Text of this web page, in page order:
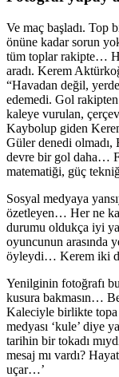
Ve maç başladı. Top
önüne kadar sorun
tüm toplar rakipte…
aradı. Kerem
“Havadan değil,
edemedi. Gol
kaleye vurulan,
Kaybolup giden
Güler denedi
devre bir gol daha…
matematiği, güç
Sosyal medyaya
özetleyen… Her ne
durumu oldukça iyi
oyuncunun arasında
öyleydi… Kerem iki
Yenilginin fotoğrafı
kusura bakmasın…
Kaleciyle birlikte topa
medyası ‘kule’ diye
tarihin bir tokadı
mesaj mı vardı?
uçar…’